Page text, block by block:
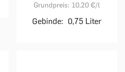
Grundpreis: 10,20 €/l
Gebinde: 0,75 Liter